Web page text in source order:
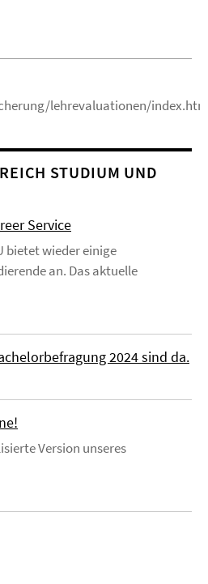
lehrevaluationen/
STUDIUM UND
Service
bietet wieder einige
an. Das aktuelle
2024 sind da.
Version unseres